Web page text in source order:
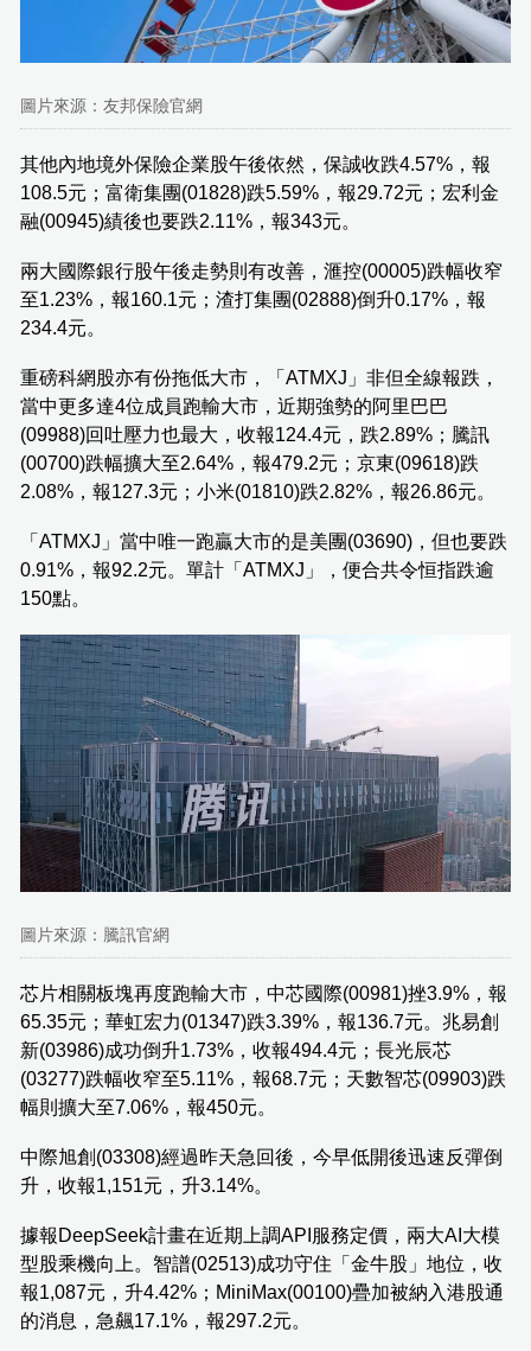
圖片來源：友邦保險官網
其他內地境外保險企業股午後依然，保誠收跌4.57%，報
108.5元；富衛集團(01828)跌5.59%，報29.72元；宏利金
融(00945)績後也要跌2.11%，報343元。
兩大國際銀行股午後走勢則有改善，滙控(00005)跌幅收窄
至1.23%，報160.1元；渣打集團(02888)倒升0.17%，報
234.4元。
重磅科網股亦有份拖低大市，「ATMXJ」非但全線報跌，
當中更多達4位成員跑輸大市，近期強勢的阿里巴巴
(09988)回吐壓力也最大，收報124.4元，跌2.89%；騰訊
(00700)跌幅擴大至2.64%，報479.2元；京東(09618)跌
2.08%，報127.3元；小米(01810)跌2.82%，報26.86元。
「ATMXJ」當中唯一跑贏大市的是美團(03690)，但也要跌
0.91%，報92.2元。單計「ATMXJ」，便合共令恒指跌逾
150點。
圖片來源：騰訊官網
芯片相關板塊再度跑輸大市，中芯國際(00981)挫3.9%，報
65.35元；華虹宏力(01347)跌3.39%，報136.7元。兆易創
新(03986)成功倒升1.73%，收報494.4元；長光辰芯
(03277)跌幅收窄至5.11%，報68.7元；天數智芯(09903)跌
幅則擴大至7.06%，報450元。
中際旭創(03308)經過昨天急回後，今早低開後迅速反彈倒
升，收報1,151元，升3.14%。
據報DeepSeek計畫在近期上調API服務定價，兩大AI大模
型股乘機向上。智譜(02513)成功守住「金牛股」地位，收
報1,087元，升4.42%；MiniMax(00100)疊加被納入港股通
的消息，急飆17.1%，報297.2元。